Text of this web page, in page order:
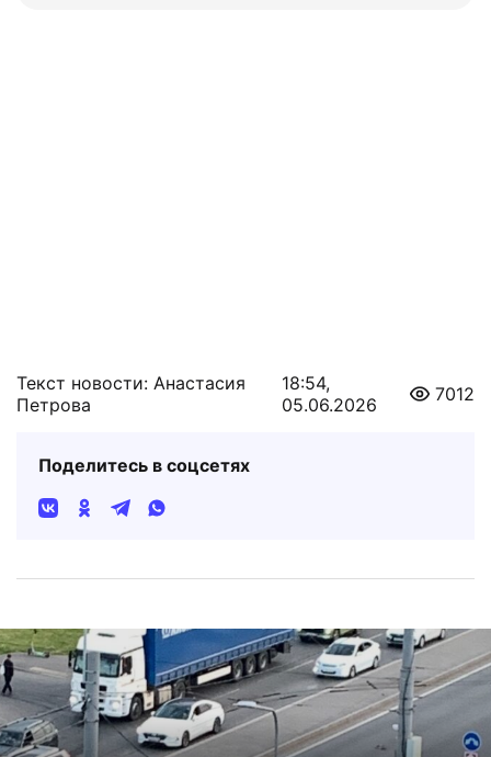
Текст новости: Анастасия
Петрова
18:54,
05.06.2026
7012
Поделитесь в соцсетях